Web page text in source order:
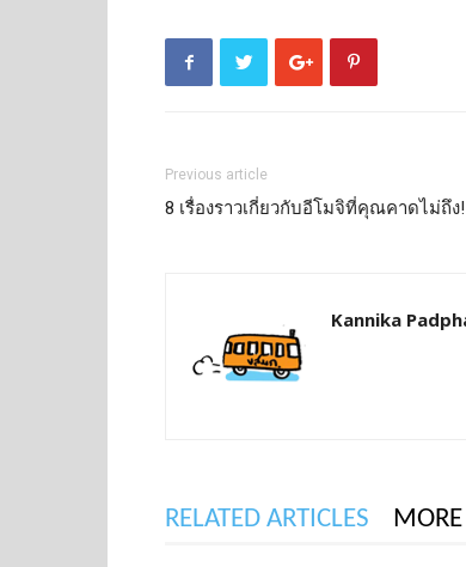
Previous article
8 เรื่องราวเกี่ยวกับอีโมจิที่คุณคาดไม่ถึง!
Kannika
RELATED ARTICLES